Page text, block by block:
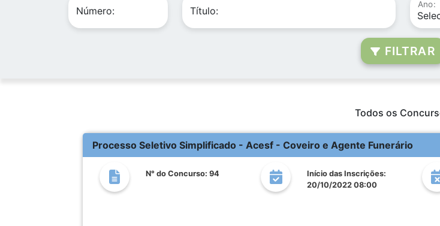
Número: Título:
Ano:
FILTRAR
Todos os
Processo Seletivo Simplificado - Acesf - Coveiro e Agente Funerário
N° do Concurso: 94
Início das Inscrições:
20/10/2022 08:00